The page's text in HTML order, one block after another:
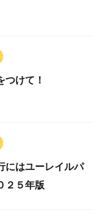
つけて！
にはユーレイルパ
２５年版